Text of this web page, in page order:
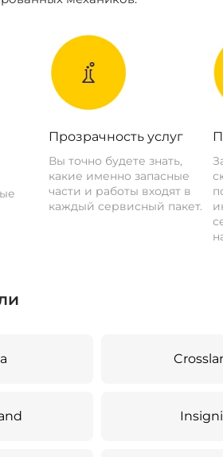
Прозрачность услуг
Вы точно будете знать,
какие именно запасные
части и работы входят в
каждый сервисный пакет.